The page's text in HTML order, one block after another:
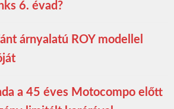
6. évad?
árnyalatú ROY modellel
a 45 éves Motocompo előtt